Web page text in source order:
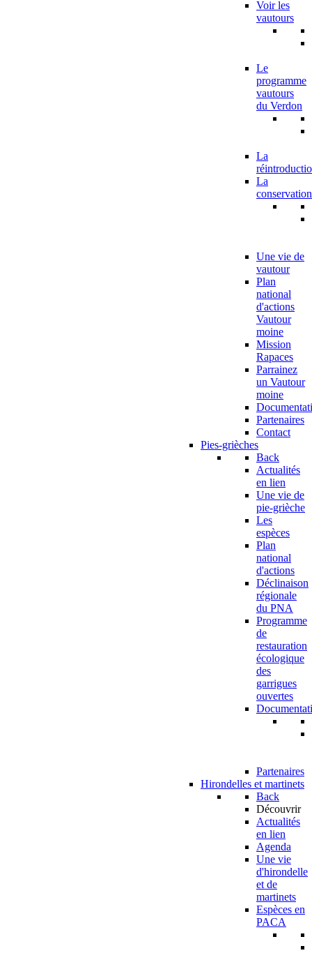
Voir les
vautours
Le
programme
vautours
du Verdon
La
La
conservation
Une vie de
vautour
Plan
national
d'actions
Vautour
moine
Mission
Rapaces
Parrainez
un Vautour
moine
Partenaires
Contact
Pies-grièches
Back
Actualités
en lien
Une vie de
pie-grièche
Les
espèces
Plan
national
d'actions
Déclinaison
régionale
du PNA
Programme
de
restauration
écologique
des
garrigues
ouvertes
Partenaires
Hirondelles et martinets
Back
Découvrir
Actualités
en lien
Agenda
Une vie
d'hirondelle
et de
martinets
Espèces en
PACA